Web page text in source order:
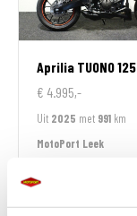
Aprilia TUONO 125
€ 4.995,-
Uit 2025 met 991 km
MotoPort Leek